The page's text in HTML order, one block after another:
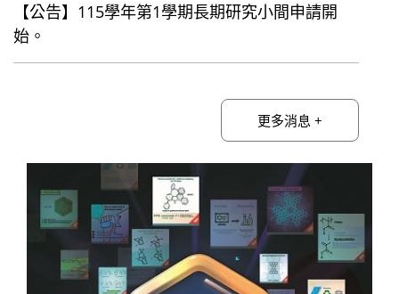
【公告】115學年第1學期長期研究小間申請開
始。
更多消息 +